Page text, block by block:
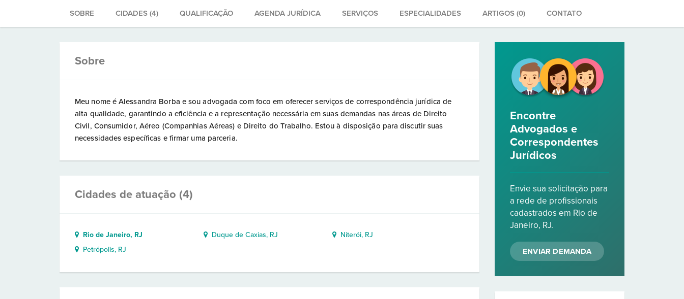
SOBRE CIDADES (4) QUALIFICAÇÃO AGENDA JURÍDICA SERVIÇOS ESPECIALIDADES ARTIGOS (0) CONTATO
Sobre
Meu nome é Alessandra Borba e sou advogada com foco em oferecer serviços de correspondência jurídica de
alta qualidade, garantindo a eficiência e a representação necessária em suas demandas nas áreas de Direito
Civil, Consumidor, Aéreo (Companhias Aéreas) e Direito do Trabalho. Estou à disposição para discutir suas
necessidades específicas e firmar uma parceria.
Cidades de atuação (4)
Rio de Janeiro, RJ Duque de Caxias, RJ
Niterói, RJ
Petrópolis, RJ
Encontre
Advogados e
Correspondentes
Jurídicos
Envie sua solicitação para
a rede de profissionais
cadastrados em Rio de
Janeiro, RJ.
ENVIAR DEMANDA